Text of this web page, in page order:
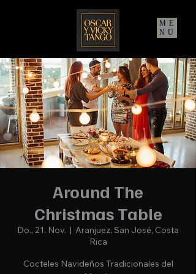
ME
NU
Around The
Christmas Table
Do., 21. Nov.
  |
Aranjuez, San José, Costa
Rica
Cocteles Navideños Tradicionales del